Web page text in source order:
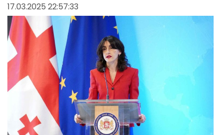
17.03.2025 22:57:33